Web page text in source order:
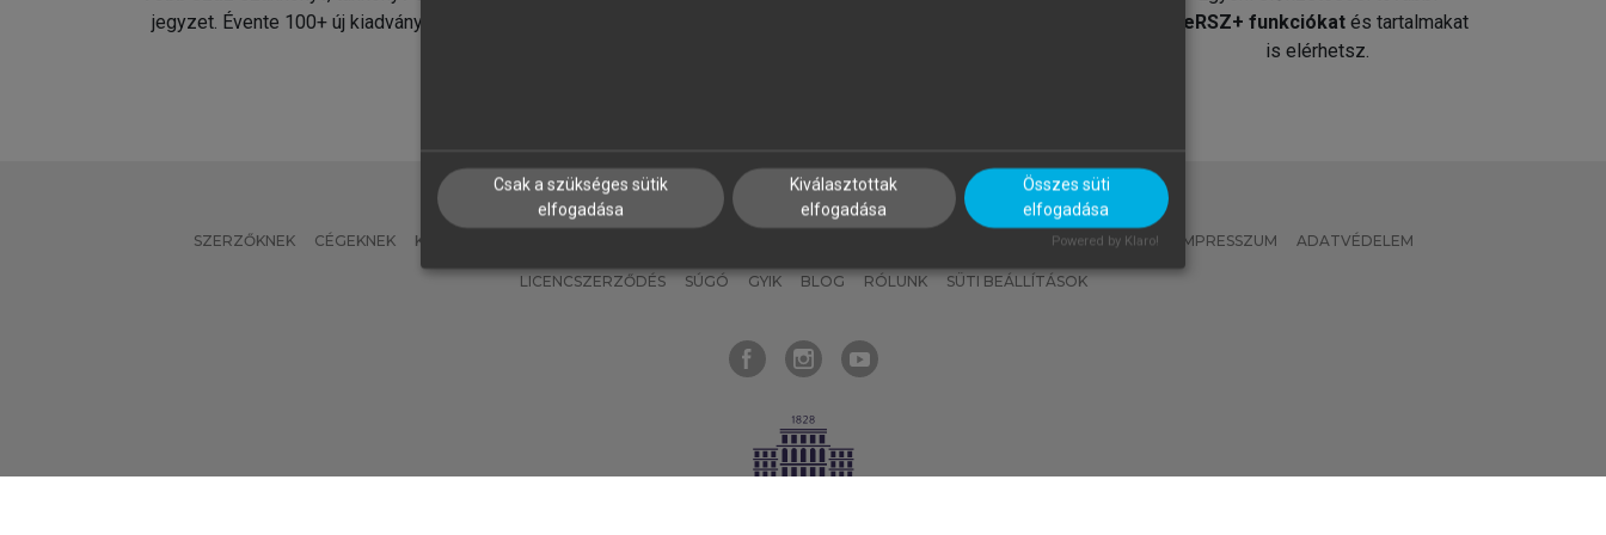
jegyzet. Évente 100+ új kiadvány.
MeRSZ+ funkciókat és tartalmakat
is elérhetsz.
SZERZŐKNEK CÉGEKNEK KÖNYVTÁROSOKNAK MI – ÁLTALÁNOS IRÁNYELVEK IMPRESSZUM ADATVÉDELEM
LICENCSZERZŐDÉS SÚGÓ GYIK BLOG RÓLUNK SÜTI BEÁLLÍTÁSOK
Csak a szükséges sütik
elfogadása
Kiválasztottak
elfogadása
Összes süti
elfogadása
Powered by Klaro!